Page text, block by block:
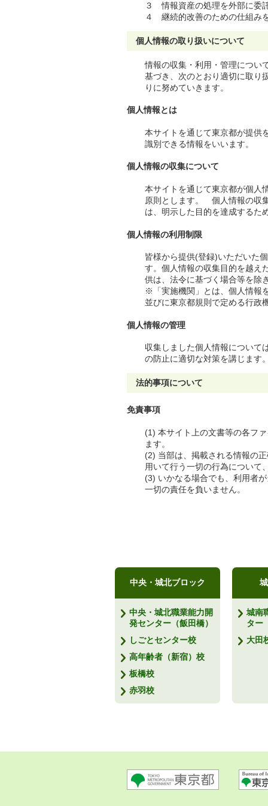
３ 情報資産の処理を外部に委
４ 継続的改善のための仕組み
個人情報の取り扱いについて
情報の収集・利用・管理につい
基づき、次のとおり適切に取り
りに努めていきます。
個人情報とは
本サイトを通じて東京都が提供
識別できる情報をいいます。
個人情報の収集について
本サイトを通じて東京都が個人
原則とします。 個人情報の収
は、明示した目的を達成するた
個人情報の利用制限
皆様から提供(登録)いただいた
す。個人情報の収集目的を越え
供は、法令に基づく場合等を除
※「実施機関」とは、個人情報
並びに東京都規則で定める行政
個人情報の管理
収集しました個人情報について
の防止に適切な対策を講じます
法的事項について
免責事項
(1) 本サイト上の文書等の各フ
ます。
(2) 当部は、掲載される情報の
用いて行う一切の行為について
(3) いかなる場合でも、利用者
一切の責任を負いません。
中央・城北ブロック
中央・城北職業能力開
発センター（飯田橋）
しごとセンター校
高年齢者（新宿）校
板橋校
赤羽校
城南
ター
大田